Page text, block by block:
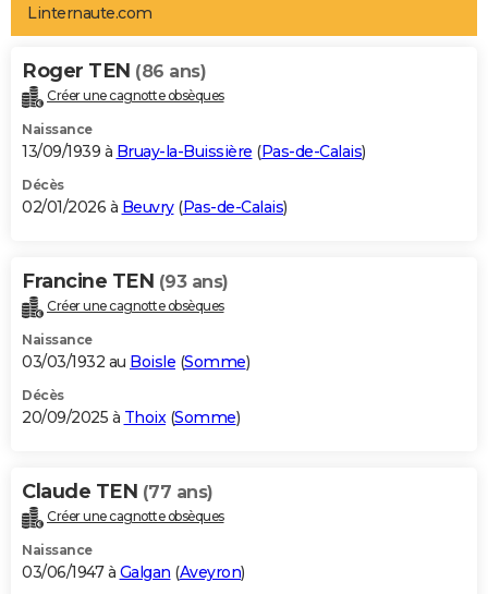
Art de vivre
Bien-être
Loisirs
Mode
Modes de vie
Alimentation
Guide de la santé
Maladies
Médicaments
Sommeil
VOYAGE
Destinations
City break
Voyage nature
Voyage de noces
Forum
Climat
+PHOTO
GUIDES D'ACHAT
BONS PLANS
Carte de Noël
Carte Bonne année
Carte Saint-Valentin
Carte Pâques
Carte d'anniversaire
DICTIONNAIRE
Dictionnaire
Biographies
Citations
Expressions
Proverbes
PROGRAMME TV
S'inscrire
Se connecter
Lycées
Collèges
Primaires
Universités
Entreprises
Service militaire
Avis de recherche
AVIS DE DÉCÈS
Bricolage
Lifestyle
Culture
Sport
Auto
Television
Voyage
Cinema
Linternaute.com
Roger TEN (86 ans)
Créer une cagnotte obsèques
Naissance
13/09/1939 à Bruay-la-Buissière (Pas-de-Calais)
Décès
02/01/2026 à Beuvry(Pas-de-Calais)
Francine TEN (93 ans)
Créer une cagnotte obsèques
Naissance
03/03/1932 au Boisle (Somme)
Décès
20/09/2025 à Thoix(Somme)
Claude TEN (77 ans)
Créer une cagnotte obsèques
Naissance
03/06/1947 à Galgan (Aveyron)